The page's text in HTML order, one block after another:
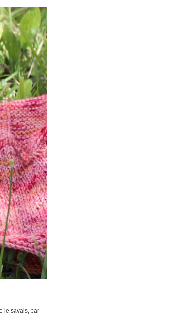
le savais, par